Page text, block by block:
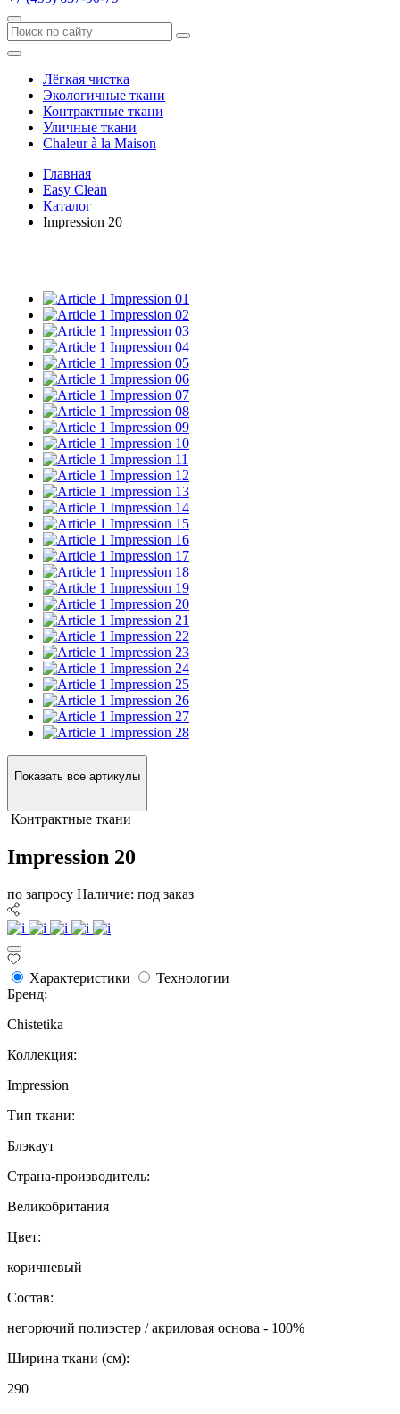
Лёгкая чистка
Экологичные ткани
Контрактные ткани
Уличные ткани
Сhaleur à la Maison
Главная
Easy Clean
Каталог
Impression 20
Impression 01
Impression 02
Impression 03
Impression 04
Impression 05
Impression 06
Impression 07
Impression 08
Impression 09
Impression 10
Impression 11
Impression 12
Impression 13
Impression 14
Impression 15
Impression 16
Impression 17
Impression 18
Impression 19
Impression 20
Impression 21
Impression 22
Impression 23
Impression 24
Impression 25
Impression 26
Impression 27
Impression 28
Показать все артикулы
Контрактные ткани
Impression 20
по запросу Наличие: под заказ
Характеристики
Технологии
Бренд:
Chistetika
Коллекция:
Impression
Тип ткани:
Блэкаут
Страна-производитель:
Великобритания
Цвет:
коричневый
Состав:
негорючий полиэстер / акриловая основа - 100%
Ширина ткани (см):
290